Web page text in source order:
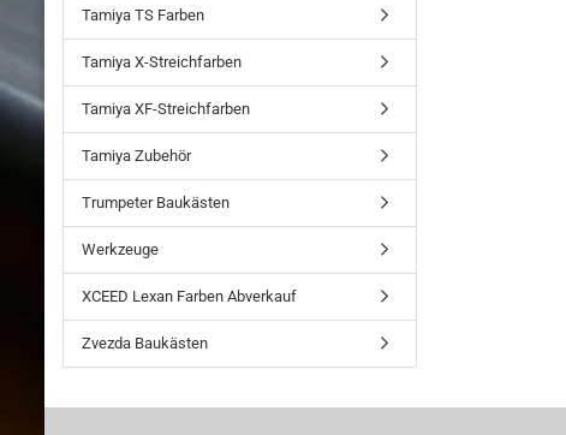
Tamiya TS Farben
Tamiya X-Streichfarben
Tamiya XF-Streichfarben
Tamiya Zubehör
Trumpeter Baukästen
Werkzeuge
XCEED Lexan Farben Abverkauf
Zvezda Baukästen